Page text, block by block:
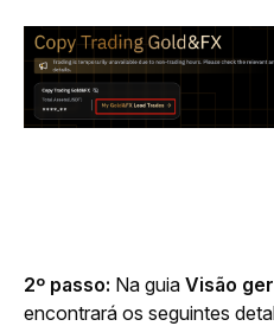
2º passo: Na guia Visão
encontrará os seguintes